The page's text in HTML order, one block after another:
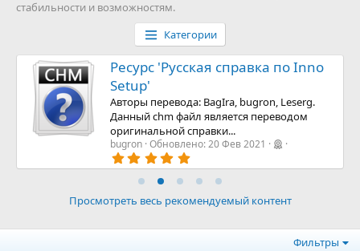
стабильности и возможностям.
Категории
Ресурс 'Русская справка по Inno
Setup'
Авторы перевода: BagIra, bugron, Leserg.
Данный chm файл является переводом
оригинальной справки...
bugron Обновлено:20 Фев 2021
5
.
0
з
з
Просмотреть весь рекомендуемый контент
Фильтры